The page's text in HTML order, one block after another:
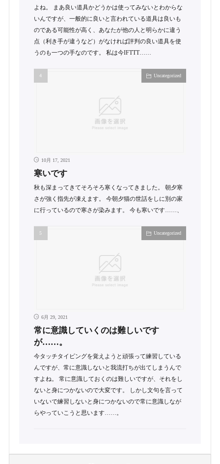
よね。 まあ良い道具かどうかは使ってみないとわからな
いんですが、一般的に良いと言われている道具は良いも
のである可能性が高く、あなたが他の人と明らかに違う
点（利き手が違うなど）がなければ評判の良い道具を使
うのも一つの手なのです。 私は今IFTTT……
Uncategorized
10月 17, 2021
寒いです
秋も深まってきてそろそろ寒くなってきました。 朝夕寒
さが強く指先が凍えます。 今朝夕猫の世話をしに別の家
に行っているので寒さが染みます。 今も寒いです……、
Uncategorized
6月 29, 2021
常に意識していくのは難しいです
が……。
今タッチタイピングを覚えようと頑張って練習している
んですが、常に意識しないと我流打ちが出てしまうんで
すよね。 常に意識しておくのは難しいですが、それをし
ないと身につかないので大変です。 しかし文句を言って
いないで練習しないと身につかないので常に意識しなが
らやっていこうと思います……。